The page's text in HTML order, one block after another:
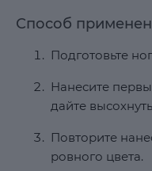
Способ
Подготовьте
Нанесите
дайте
Повторите
ровного цвета.